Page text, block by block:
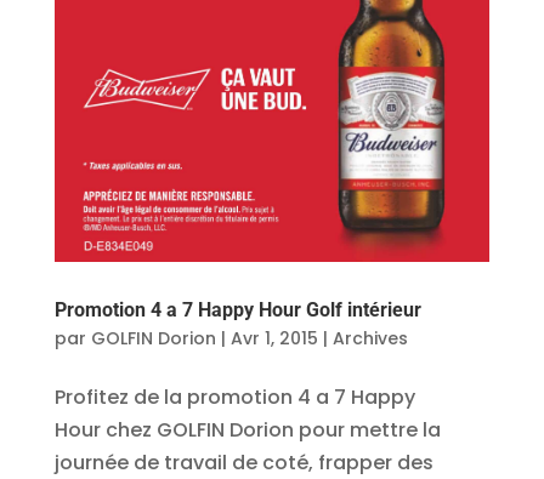
Promotion 4 a 7 Happy Hour Golf intérieur
par GOLFIN Dorion | Avr 1, 2015 | Archives
Profitez de la promotion 4 a 7 Happy
Hour chez GOLFIN Dorion pour mettre la
journée de travail de coté, frapper des